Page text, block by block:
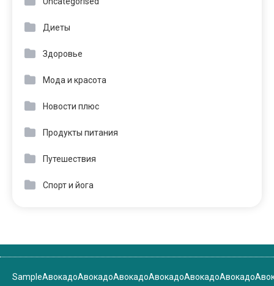
Диеты
Здоровье
Мода и красота
Новости плюс
Продукты питания
Путешествия
Спорт и йога
SampleАвокадоАвокадоАвокадоАвокадоАвокадоАвокадо